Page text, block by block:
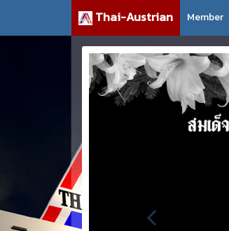
Thai-Austrian Member